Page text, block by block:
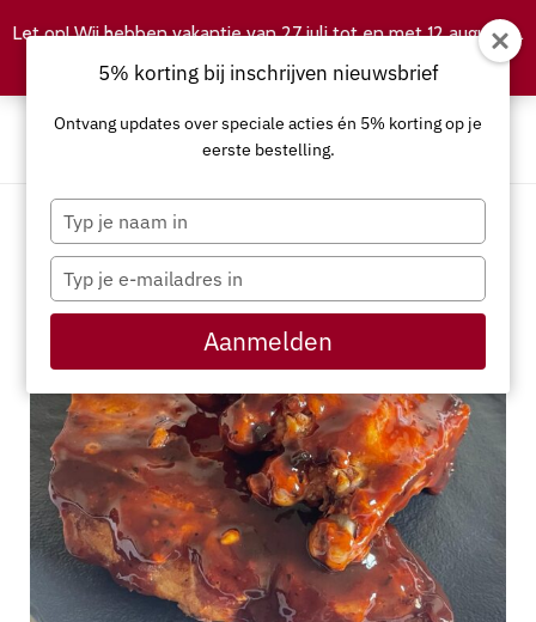
5% korting bij inschrijven nieuwsbrief
Ontvang updates over speciale acties én 5% korting op je
eerste bestelling.
Typ
je
naam
Typ
je
e-
in
Aanmelden
Let op! Wij hebben vakantie van 27 juli tot en met 12 augustus.
Negeren